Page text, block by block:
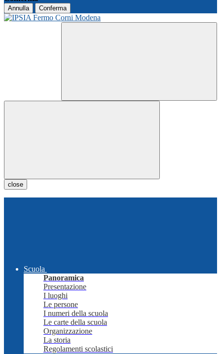
Annulla Conferma
close
Scuola
Panoramica
Presentazione
I luoghi
Le persone
I numeri della scuola
Le carte della scuola
Organizzazione
La storia
Regolamenti scolastici